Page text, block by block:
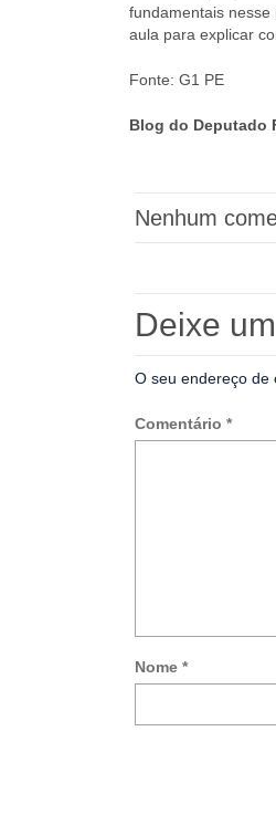
fundamentais
aula para explicar
Fonte: G1 PE
Blog do Deputado
Nenhum
Deixe
O seu endereço de
Comentário *
Nome *